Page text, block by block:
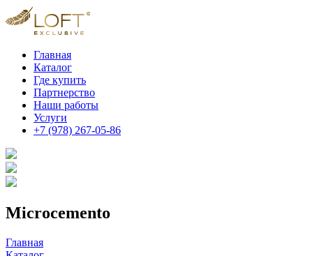
Главная
Каталог
Где купить
Партнерство
Наши работы
Услуги
+7 (978) 267-05-86
Microcemento
Главная